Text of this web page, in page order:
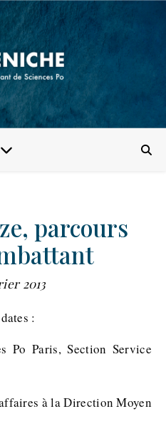
parcours
2013
:
Po Paris, Section Service
à la Direction Moyen